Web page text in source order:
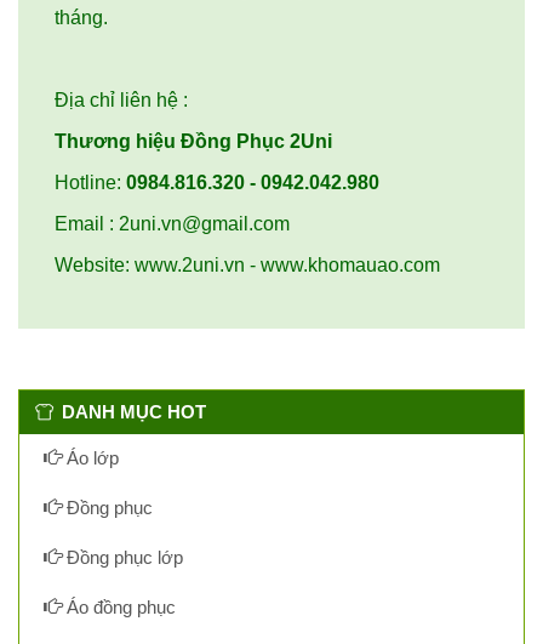
tháng.
Địa chỉ liên hệ :
Thương hiệu Đồng Phục 2Uni
Hotline: 0984.816.320 - 0942.042.980
Email : 2uni.vn@gmail.com
Website: www.2uni.vn - www.khomauao.com
DANH MỤC HOT
Áo lớp
Đồng phục
Đồng phục lớp
Áo đồng phục